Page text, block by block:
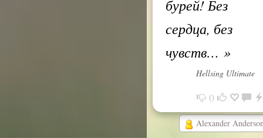
бурей! Без
сердца, без
чувств… »
Hellsing Ultimate
0
Alexander